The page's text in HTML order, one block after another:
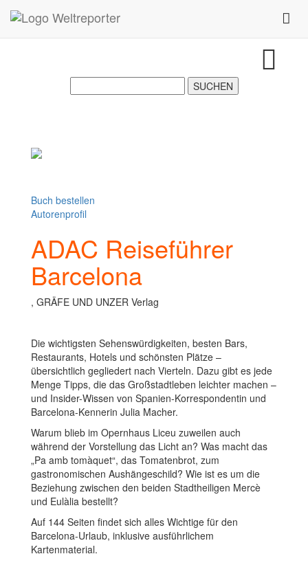
Zum Inhalt springen
Buch bestellen
Autorenprofil
ADAC Reiseführer
Barcelona
, GRÄFE UND UNZER Verlag
Die wichtigsten Sehenswürdigkeiten, besten Bars,
Restaurants, Hotels und schönsten Plätze –
übersichtlich gegliedert nach Vierteln. Dazu gibt es jede
Menge Tipps, die das Großstadtleben leichter machen –
und Insider-Wissen von Spanien-Korrespondentin und
Barcelona-Kennerin Julia Macher.
Warum blieb im Opernhaus Liceu zuweilen auch
während der Vorstellung das Licht an? Was macht das
„Pa amb tomàquet“, das Tomatenbrot, zum
gastronomischen Aushängeschild? Wie ist es um die
Beziehung zwischen den beiden Stadtheiligen Mercè
und Eulàlia bestellt?
Auf 144 Seiten findet sich alles Wichtige für den
Barcelona-Urlaub, inklusive ausführlichem
Kartenmaterial.